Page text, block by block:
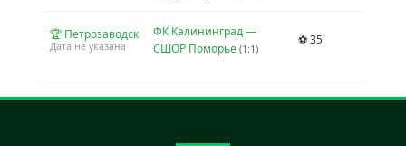
🏆 Петрозаводск
Дата не указана
ФК Калининград —
СШОР Поморье (1:1)
⚽ 35'